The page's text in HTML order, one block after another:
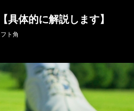
具体的に解説します】
ト角